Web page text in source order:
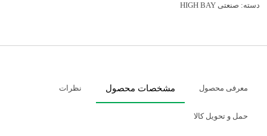
دسته: صنعتی HIGH BAY
معرفی محصول مشخصات محصول نظرات
حمل و تحویل کالا